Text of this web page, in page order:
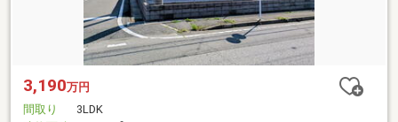
3,190万円
間取り
3LDK